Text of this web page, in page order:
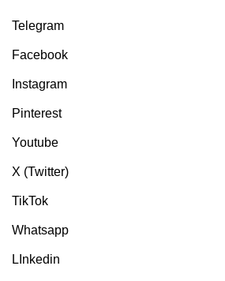
Telegram
Facebook
Instagram
Pinterest
Youtube
X (Twitter)
TikTok
Whatsapp
LInkedin